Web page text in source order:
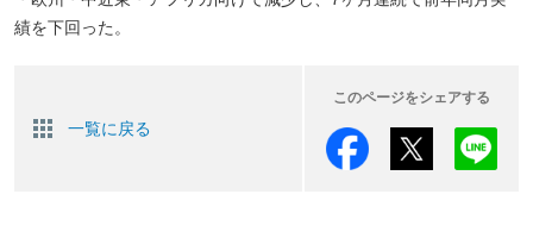
績を下回った。
一覧に戻る
このページをシェアする